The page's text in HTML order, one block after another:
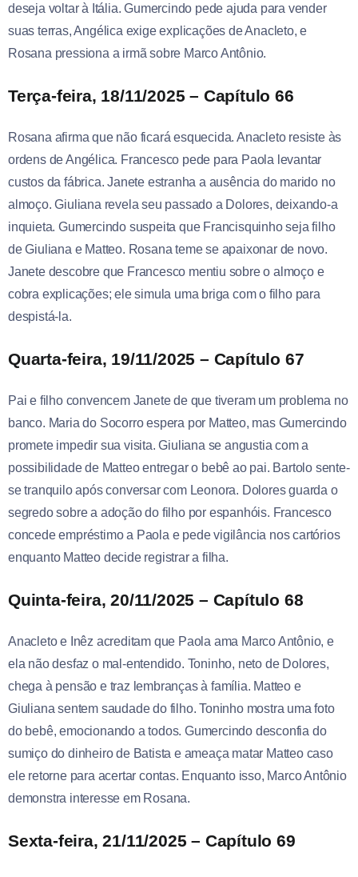
deseja voltar à Itália. Gumercindo pede ajuda para vender
suas terras, Angélica exige explicações de Anacleto, e
Rosana pressiona a irmã sobre Marco Antônio.
Terça-feira, 18/11/2025 – Capítulo 66
Rosana afirma que não ficará esquecida. Anacleto resiste às
ordens de Angélica. Francesco pede para Paola levantar
custos da fábrica. Janete estranha a ausência do marido no
almoço. Giuliana revela seu passado a Dolores, deixando-a
inquieta. Gumercindo suspeita que Francisquinho seja filho
de Giuliana e Matteo. Rosana teme se apaixonar de novo.
Janete descobre que Francesco mentiu sobre o almoço e
cobra explicações; ele simula uma briga com o filho para
despistá-la.
Quarta-feira, 19/11/2025 – Capítulo 67
Pai e filho convencem Janete de que tiveram um problema no
banco. Maria do Socorro espera por Matteo, mas Gumercindo
promete impedir sua visita. Giuliana se angustia com a
possibilidade de Matteo entregar o bebê ao pai. Bartolo sente-
se tranquilo após conversar com Leonora. Dolores guarda o
segredo sobre a adoção do filho por espanhóis. Francesco
concede empréstimo a Paola e pede vigilância nos cartórios
enquanto Matteo decide registrar a filha.
Quinta-feira, 20/11/2025 – Capítulo 68
Anacleto e Inêz acreditam que Paola ama Marco Antônio, e
ela não desfaz o mal-entendido. Toninho, neto de Dolores,
chega à pensão e traz lembranças à família. Matteo e
Giuliana sentem saudade do filho. Toninho mostra uma foto
do bebê, emocionando a todos. Gumercindo desconfia do
sumiço do dinheiro de Batista e ameaça matar Matteo caso
ele retorne para acertar contas. Enquanto isso, Marco Antônio
demonstra interesse em Rosana.
Sexta-feira, 21/11/2025 – Capítulo 69